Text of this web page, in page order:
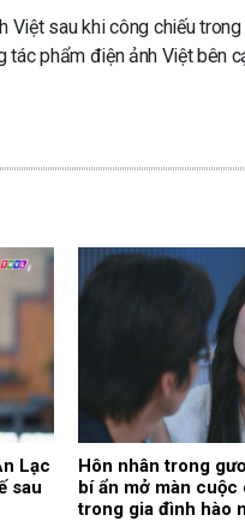
Việt sau khi công chiếu
phẩm điện ảnh Việt bên
Lạc
sau
Hôn nhân trong
bí ẩn mở màn
trong gia đình hào